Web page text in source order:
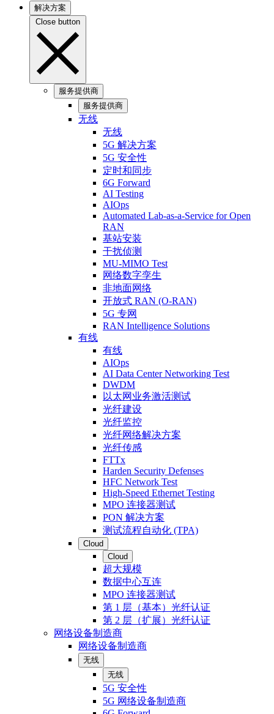
解决方案
Close button
服务提供商
服务提供商
无线
无线
5G 解决方案
5G 安全性
定时和同步
6G Forward
AI Testing
AIOps
Automated Lab-as-a-Service for Open
RAN
基站安装
干扰侦测
MU-MIMO Test
网络数字孪生
非地面网络
开放式 RAN (O-RAN)
5G 专网
RAN Intelligence Solutions
有线
有线
AIOps
AI Data Center Networking Test
DWDM
以太网业务激活测试
光纤建设
光纤监控
光纤网络解决方案
光纤传感
FTTx
Harden Security Defenses
HFC Network Test
High-Speed Ethernet Testing
MPO 连接器测试
PON 解决方案
测试流程自动化 (TPA)
Cloud
Cloud
超大规模
数据中心互连
MPO 连接器测试
第 1 层（基本）光纤认证
第 2 层（扩展）光纤认证
网络设备制造商
网络设备制造商
无线
无线
5G 安全性
5G 网络设备制造商